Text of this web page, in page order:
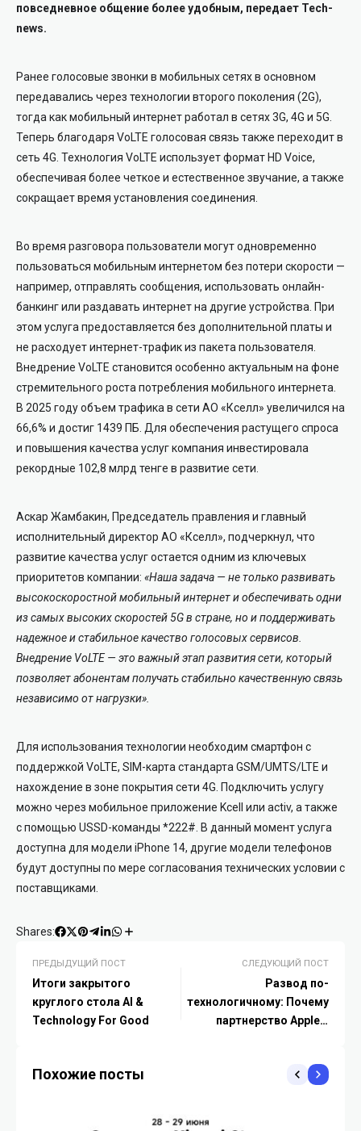
повседневное общение более удобным, передает Tech-
news.
Ранее голосовые звонки в мобильных сетях в основном
передавались через технологии второго поколения (2G),
тогда как мобильный интернет работал в сетях 3G, 4G и 5G.
Теперь благодаря VoLTE голосовая связь также переходит в
сеть 4G. Технология VoLTE использует формат HD Voice,
обеспечивая более четкое и естественное звучание, а также
сокращает время установления соединения.
Во время разговора пользователи могут одновременно
пользоваться мобильным интернетом без потери скорости —
например, отправлять сообщения, использовать онлайн-
банкинг или раздавать интернет на другие устройства. При
этом услуга предоставляется без дополнительной платы и
не расходует интернет-трафик из пакета пользователя.
Внедрение VoLTE становится особенно актуальным на фоне
стремительного роста потребления мобильного интернета.
В 2025 году объем трафика в сети АО «Кселл» увеличился на
66,6% и достиг 1439 ПБ. Для обеспечения растущего спроса
и повышения качества услуг компания инвестировала
рекордные 102,8 млрд тенге в развитие сети.
Аскар Жамбакин, Председатель правления и главный
исполнительный директор АО «Кселл», подчеркнул, что
развитие качества услуг остается одним из ключевых
приоритетов компании: «Наша задача — не только развивать
высокоскоростной мобильный интернет и обеспечивать одни
из самых высоких скоростей 5G в стране, но и поддерживать
надежное и стабильное качество голосовых сервисов.
Внедрение VoLTE — это важный этап развития сети, который
позволяет абонентам получать стабильно качественную связь
независимо от нагрузки».
Для использования технологии необходим смартфон с
поддержкой VoLTE, SIM-карта стандарта GSM/UMTS/LTE и
нахождение в зоне покрытия сети 4G. Подключить услугу
можно через мобильное приложение Kcell или activ, а также
с помощью USSD-команды *222#. В данный момент услуга
доступна для модели iPhone 14, другие модели телефонов
будут доступны по мере согласования технических условии с
поставщиками.
Shares:
ПРЕДЫДУЩИЙ ПОСТ
Итоги закрытого
круглого стола AI &
Technology For Good
СЛЕДУЮЩИЙ ПОСТ
Развод по-
технологичному: Почему
партнерство Apple и
Похожие посты